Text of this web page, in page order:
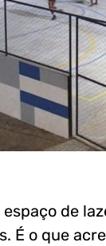
de
É o que